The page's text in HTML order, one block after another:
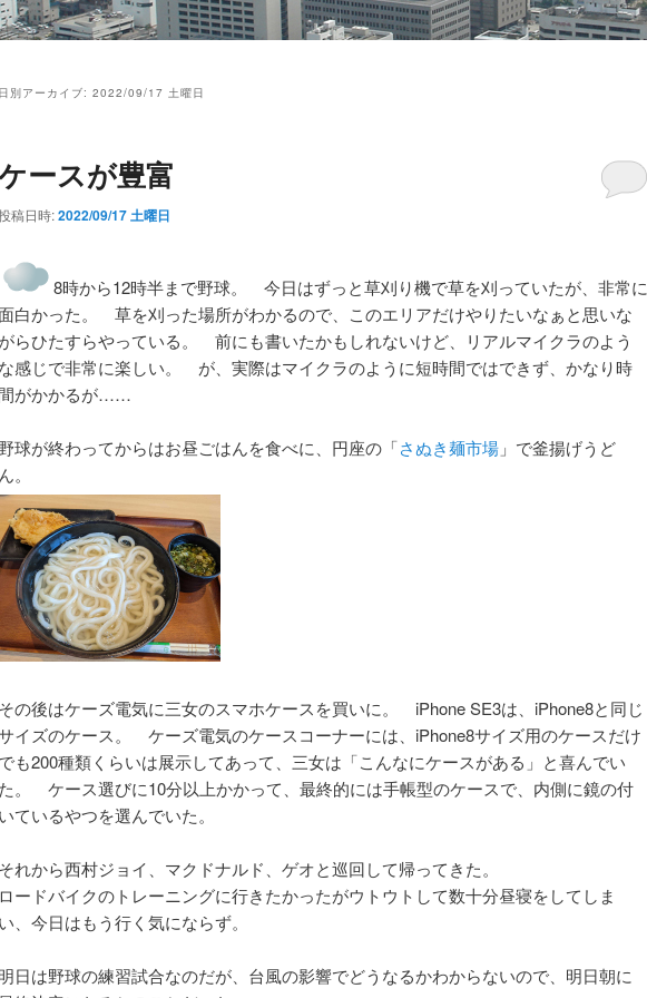
日別アーカイブ: 2022/09/17 土曜日
ースが豊富
稿日時:2022/09/17 土曜日
8時から12時半まで野球。 今日はずっと草刈り機で草を刈っていたが、非常に
白かった。 草を刈った場所がわかるので、このエリアだけやりたいなぁと思いな
がらひたすらやっている。 前にも書いたかもしれないけど、リアルマイクラのよう
な感じで非常に楽しい。 が、実際はマイクラのように短時間ではできず、かなり時
間がかかるが……
野球が終わってからはお昼ごはんを食べに、円座の「さぬき麺市場 」で釜揚げうど
ん。
その後はケーズ電気に三女のスマホケースを買いに。 iPhone SE3は、iPhone8と同じ
イズのケース。 ケーズ電気のケースコーナーには、iPhone8サイズ用のケースだけ
でも200種類くらいは展示してあって、三女は「こんなにケースがある」と喜んでい
た。 ケース選びに10分以上かかって、最終的には手帳型のケースで、内側に鏡の付
いているやつを選んでいた。
それから西村ジョイ、マクドナルド、ゲオと巡回して帰ってきた。
ロードバイクのトレーニングに行きたかったがウトウトして数十分昼寝をしてしま
い、今日はもう行く気にならず。
明日は野球の練習試合なのだが、台風の影響でどうなるかわからないので、明日朝に